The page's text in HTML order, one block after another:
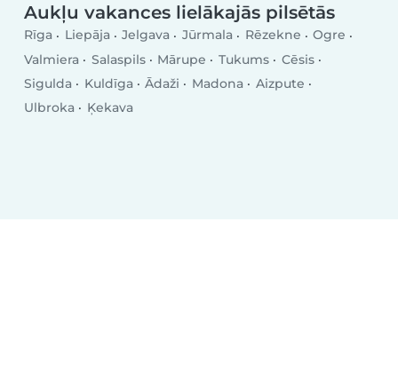
Aukļu vakances lielākajās pilsētās
Rīga Liepāja Jelgava Jūrmala Rēzekne
Ogre
Valmiera
Salaspils Mārupe Tukums
Cēsis
Sigulda
Kuldīga Ādaži Madona
Aizpute
Ulbroka
Ķekava